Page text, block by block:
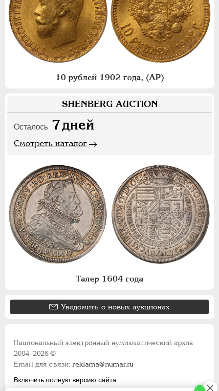
10 рублей 1902 года, (АР)
SHENBERG AUCTION
Осталось 7дней
Смотреть каталог
Талер 1604 года
Уведомить о новых аукционах
Национальный электронный нумизматический архив
2004-2026 ©
Email для связи:reklama@numar.ru
Включить полную версию сайта